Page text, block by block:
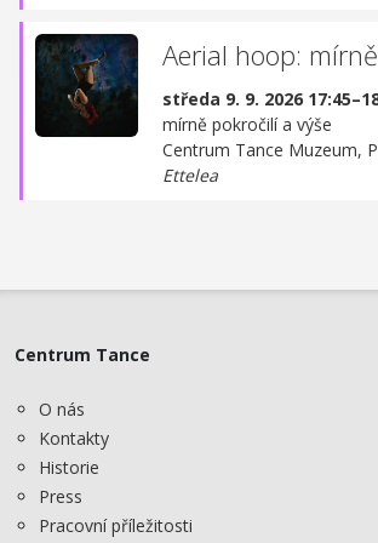
Aerial hoop:
středa 9. 9. 2026
mírně pokročilí a výše
Centrum Tance Muzeum,
Ettelea
Centrum Tance
O nás
Kontakty
Historie
Press
Pracovní příležitosti